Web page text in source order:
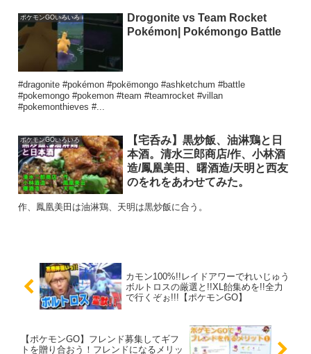
ポケモンGOいろいろ
Drogonite vs Team Rocket
Pokémon| Pokémongo Battle
#dragonite #pokémon #pokëmongo #ashketchum #battle
#pokemongo #pokemon #team #teamrocket #villan
#pokemonthieves #...
ポケモンGOいろいろ
【宅呑み】黒炒飯、油淋鶏と日
本酒。清水三郎商店/作、小林酒
造/鳳凰美田、曙酒造/天明と西友
のをれをあわせてみた。
作、鳳凰美田は油淋鶏、天明は黒炒飯に合う。
カモン100%!!レイドアワーでれいじゅう
ボルトロスの厳選と!!XL飴集めを!!全力
で行くぞぉ!!!【ポケモンGO】
【ポケモンGO】フレンド募集してギフ
トを贈り合おう！フレンドになるメリッ